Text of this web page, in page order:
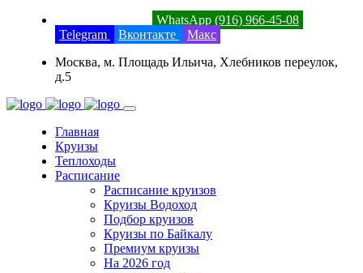
WhatsApp (916) 966-45-08
Telegram
Вконтакте
Макс
Москва, м. Площадь Ильича, Хлебников переулок,
д.5
Главная
Круизы
Теплоходы
Расписание
Расписание круизов
Круизы Водоход
Подбор круизов
Круизы по Байкалу
Премиум круизы
На 2026 год